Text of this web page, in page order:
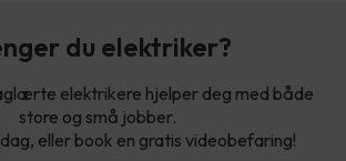
du elektriker?
elektrikere hjelper deg med både
store og små jobber.
eller book en gratis videobefaring!